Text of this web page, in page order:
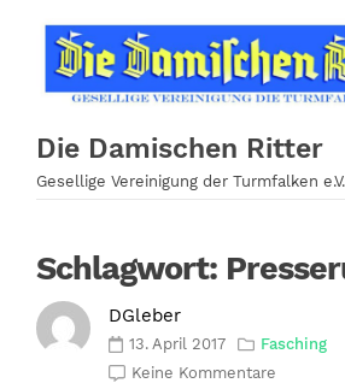
Inhalt
springen
Die Damischen Ritter
Gesellige Vereinigung der Turmfalken e.V.
Schlagwort:
DGleber
13. April 2017
Fasching
Keine Kommentare